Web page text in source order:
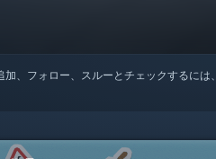
、フォロー、スルーとチェックするには、